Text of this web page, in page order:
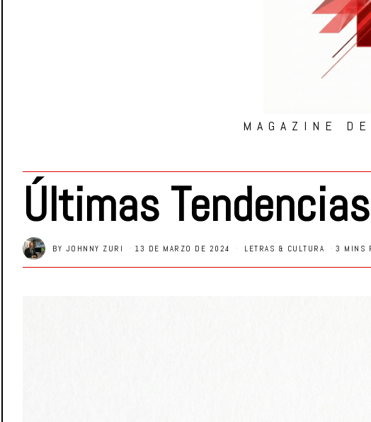
MAGAZINE
Últimas
BY JOHNNY ZURI 13 DE MARZO DE 2024 LETRAS & CULTURA 3 MINS